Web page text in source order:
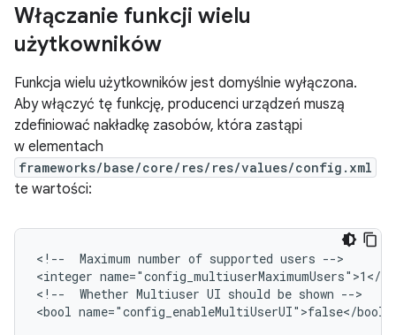
Włączanie funkcji wielu
użytkowników
Funkcja wielu użytkowników jest domyślnie wyłączona.
Aby włączyć tę funkcję, producenci urządzeń muszą
zdefiniować nakładkę zasobów, która zastąpi
w elementach
frameworks/base/core/res/res/values/config.xml
te wartości:
<!--  Maximum number of supported users -->
<integer name="config_multiuserMaximumUsers">1</
<!--  Whether Multiuser UI should be shown -->